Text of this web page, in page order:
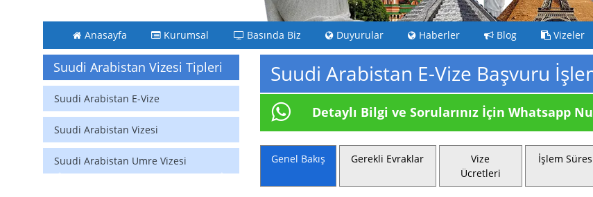
Anasayfa Kurumsal Basında Biz Duyurular Haberler Blog Vizeler
Suudi Arabistan Vizesi Tipleri
Suudi Arabistan E-Vize
Suudi Arabistan Vizesi
Suudi Arabistan Umre Vizesi
Suudi Arabistan E-Vize Başvuru
Detaylı Bilgi ve Sorularınız İçin Whatsapp
Genel Bakış Gerekli Evraklar
Vize
Ücretleri
İşlem